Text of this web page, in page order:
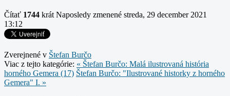
Čítať 1744 krát Naposledy zmenené streda, 29 december 2021
13:12
Zverejnené v Štefan Burčo
Viac z tejto kategórie: « Štefan Burčo: Malá ilustrovaná história
horného Gemera (17) Štefan Burčo: "Ilustrované historky z horného
Gemera" I. »